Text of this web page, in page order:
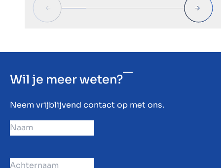
Wil je meer weten?
Neem vrijblijvend contact op met ons.